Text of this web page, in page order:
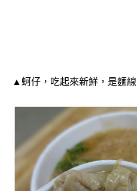
▲蚵仔，吃起來新鮮，是麵線